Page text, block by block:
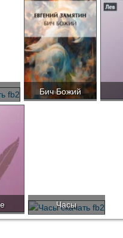
Бич Божий
Часы